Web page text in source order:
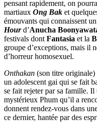
pensant rapidement, on
martiaux Ong Bak et
émouvants qui connaissent
Hourd’Anucha
festivals dont Fantasia et la
groupe d’exceptions, mais il
d’horreur homosexuel.
Onthakan (son titre originale)
un adolescent gai qui se fait
se fait rejeter par sa famille. Il
mystérieux Phum qu’il a
donnent rendez-vous dans
ce dernier, hantée par des